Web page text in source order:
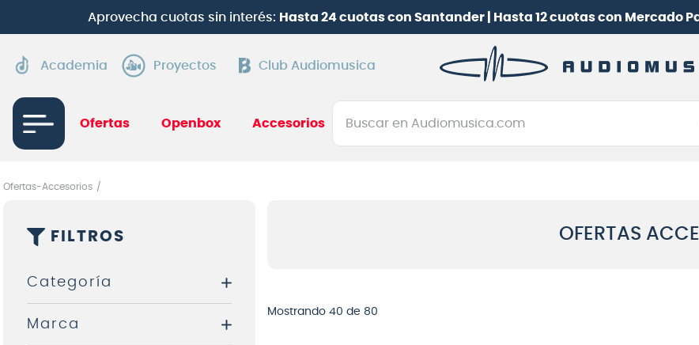
Aprovecha cuotas sin interés: Hasta 24 cuotas con Santander | Hasta 12 cuotas con Mercado
Academia Proyectos Club Audiomusica
Ofertas Openbox Accesorios
Buscar en Audiomusica.com
Ofertas-Accesorios
FILTROS
Categoría
Accesorios Guitarras
Marca
OFERTAS
Mostrando 40 de 80